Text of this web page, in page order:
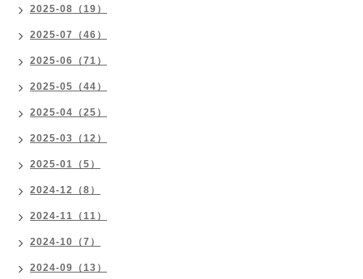
2025-08（19）
2025-07（46）
2025-06（71）
2025-05（44）
2025-04（25）
2025-03（12）
2025-01（5）
2024-12（8）
2024-11（11）
2024-10（7）
2024-09（13）